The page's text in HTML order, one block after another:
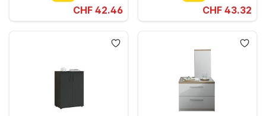
CHF 42.46 CHF 43.32